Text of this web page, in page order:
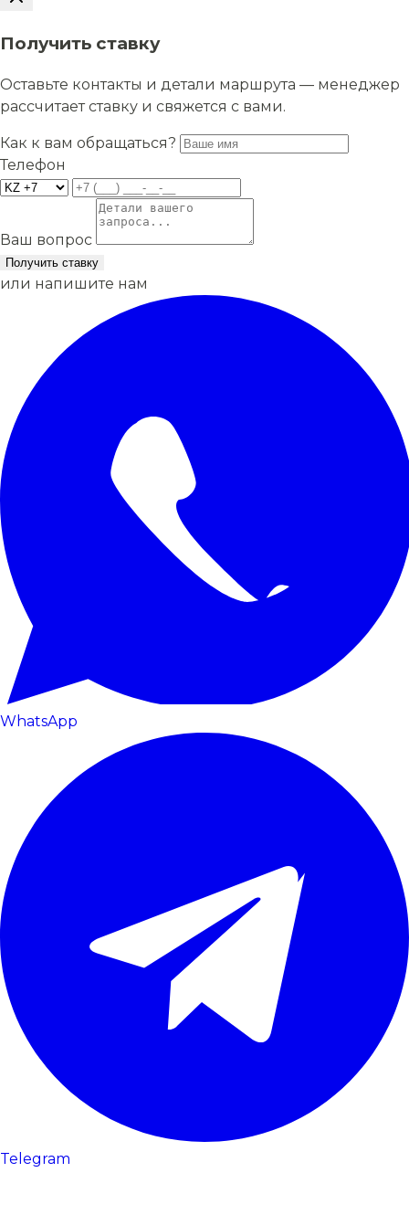
Получить ставку
Оставьте контакты и детали маршрута — менеджер
рассчитает ставку и свяжется с вами.
Как к вам обращаться?
Телефон
Ваш вопрос
Получить ставку
или напишите нам
WhatsApp
Telegram